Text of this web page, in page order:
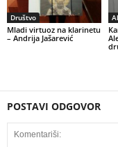
Društvo
Mladi virtuoz na klarinetu
– Andrija Jašarević
POSTAVI ODGOVOR